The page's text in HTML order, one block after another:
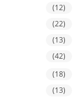
(12)
(22)
(13)
(42)
(18)
(13)